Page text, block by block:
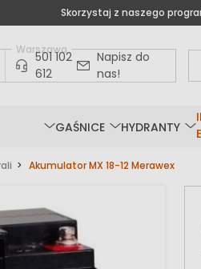
Skorzystaj z naszego
Warszawa
501 102
612
Napisz do
nas!
GAŚNICE HYDRANTY
Akumulator MX 18-12 Merawex